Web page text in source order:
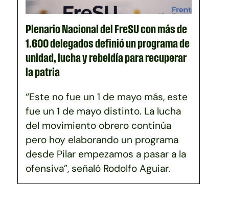
Plenario Nacional del FreSU con más de
1.600 delegados definió un programa de
unidad, lucha y rebeldía para recuperar
la patria
“Este no fue un 1 de mayo más, este
fue un 1 de mayo distinto. La lucha
del movimiento obrero continúa
pero hoy elaborando un programa
desde Pilar empezamos a pasar a la
ofensiva”, señaló Rodolfo Aguiar.